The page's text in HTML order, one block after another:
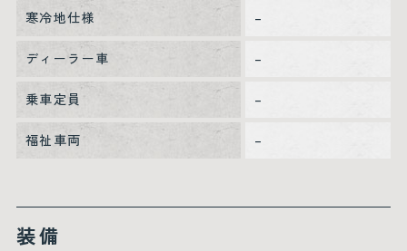
寒冷地仕様 –
ディーラー車 –
乗車定員 –
福祉車両 –
装備